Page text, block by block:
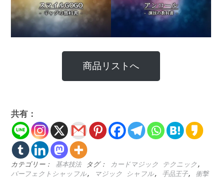
商品リストへ
共有：
カテゴリー： 基本技法 タグ： カードマジック テクニック ,
パーフェクトシャッフル, マジック シャフル, 手品王子, 衝撃